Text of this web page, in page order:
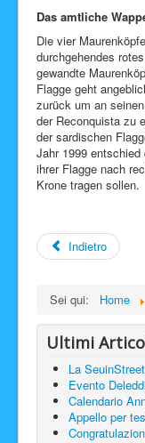
Das amtliche
Die vier
durchgehendes
gewandte
Flagge geht
zurück um an
der Reconquista zu
der sardischen
Jahr 1999
ihrer Flagge nach
Krone tragen sollen.
Indietro
Sei qui: Home
Ultimi
La
Evento
Calendario
Appello per